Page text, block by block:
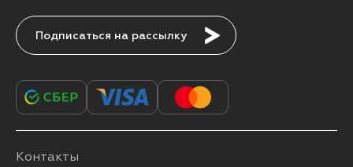
Подписаться
Контакты